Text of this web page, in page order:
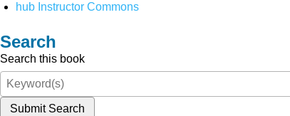
hub Instructor Commons
Search
Search this book
Submit Search